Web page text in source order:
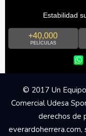
Estabilidad
+40,000
PELÍCULAS
© 2017 Un
Comercial Udesa
derechos de